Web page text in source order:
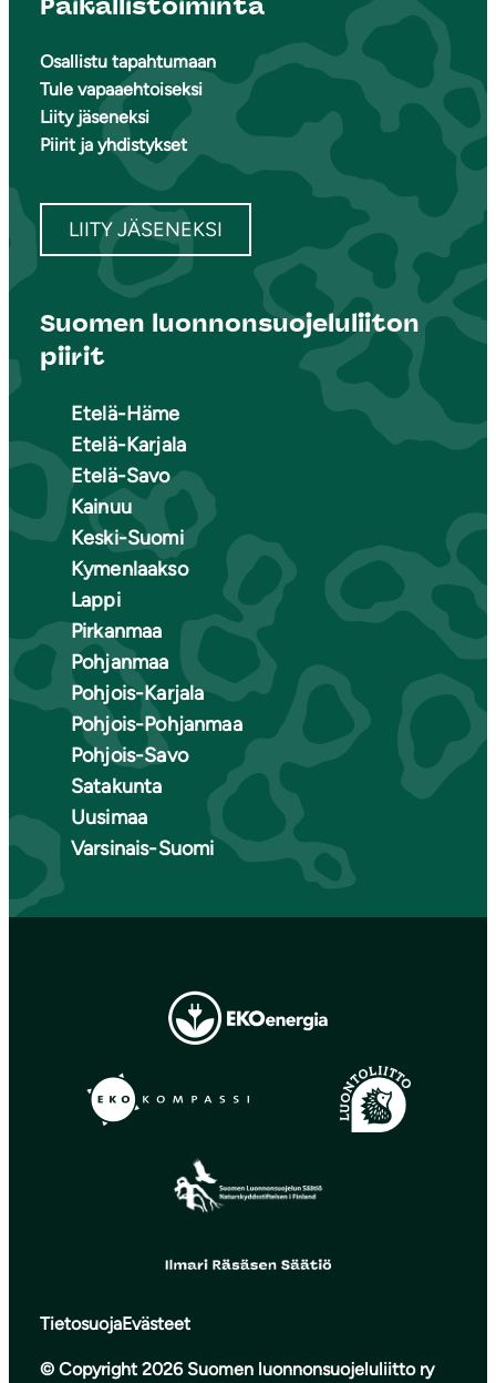
Paikallistoiminta
Osallistu tapahtumaan
Tule vapaaehtoiseksi
Liity jäseneksi
Piirit ja yhdistykset
LIITY JÄSENEKSI
Suomen luonnonsuojeluliiton
piirit
Etelä-Häme
Etelä-Karjala
Etelä-Savo
Kainuu
Keski-Suomi
Kymenlaakso
Lappi
Pirkanmaa
Pohjanmaa
Pohjois-Karjala
Pohjois-Pohjanmaa
Pohjois-Savo
Satakunta
Uusimaa
Varsinais-Suomi
TietosuojaEvästeet
© Copyright 2026 Suomen luonnonsuojeluliitto ry